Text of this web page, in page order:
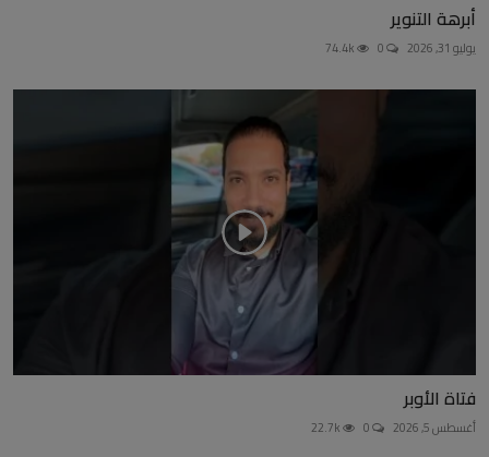
أبرهة التنوير
يوليو 31, 2026
فتاة الأوبر
أغسطس 5, 2026